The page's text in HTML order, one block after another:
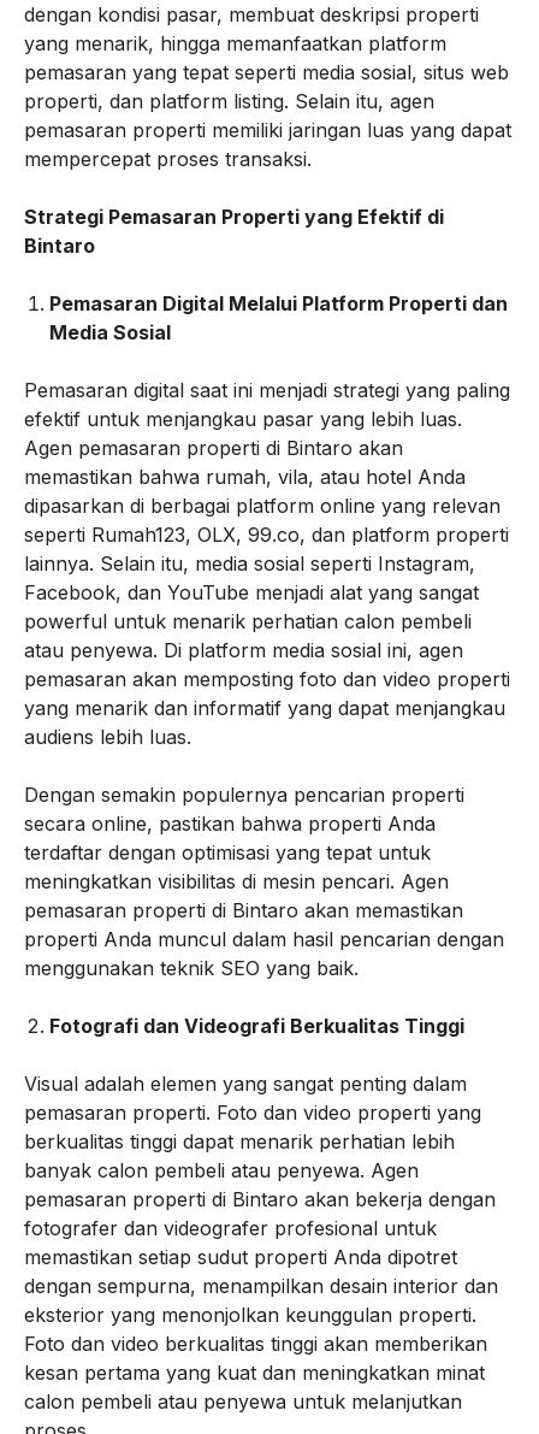
dengan kondisi pasar, membuat deskripsi properti
yang menarik, hingga memanfaatkan platform
pemasaran yang tepat seperti media sosial, situs web
properti, dan platform listing. Selain itu, agen
pemasaran properti memiliki jaringan luas yang dapat
mempercepat proses transaksi.
Strategi Pemasaran Properti yang Efektif di
Bintaro
Pemasaran Digital Melalui Platform Properti dan
Media Sosial
Pemasaran digital saat ini menjadi strategi yang paling
efektif untuk menjangkau pasar yang lebih luas.
Agen pemasaran properti di Bintaro akan
memastikan bahwa rumah, vila, atau hotel Anda
dipasarkan di berbagai platform online yang relevan
seperti Rumah123, OLX, 99.co, dan platform properti
lainnya. Selain itu, media sosial seperti Instagram,
Facebook, dan YouTube menjadi alat yang sangat
powerful untuk menarik perhatian calon pembeli
atau penyewa. Di platform media sosial ini, agen
pemasaran akan memposting foto dan video properti
yang menarik dan informatif yang dapat menjangkau
audiens lebih luas.
Dengan semakin populernya pencarian properti
secara online, pastikan bahwa properti Anda
terdaftar dengan optimisasi yang tepat untuk
meningkatkan visibilitas di mesin pencari. Agen
pemasaran properti di Bintaro akan memastikan
properti Anda muncul dalam hasil pencarian dengan
menggunakan teknik SEO yang baik.
Fotografi dan Videografi Berkualitas Tinggi
Visual adalah elemen yang sangat penting dalam
pemasaran properti. Foto dan video properti yang
berkualitas tinggi dapat menarik perhatian lebih
banyak calon pembeli atau penyewa. Agen
pemasaran properti di Bintaro akan bekerja dengan
fotografer dan videografer profesional untuk
memastikan setiap sudut properti Anda dipotret
dengan sempurna, menampilkan desain interior dan
eksterior yang menonjolkan keunggulan properti.
Foto dan video berkualitas tinggi akan memberikan
kesan pertama yang kuat dan meningkatkan minat
calon pembeli atau penyewa untuk melanjutkan